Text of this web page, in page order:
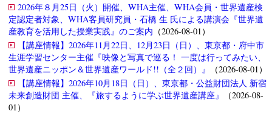
2026年８月25日（火）開催、WHA主催、WHA会員・世界遺産検
定認定者対象、WHA客員研究員・石橋 生 氏による講演会『世界遺
産教育を活用した授業実践』のご案内 （2026-08-01）
【講座情報】2026年11月22日、12月23日（日）、東京都・府中市
生涯学習センター主催『映像と写真で巡る！ 一度は行ってみたい、
世界遺産ニッポン＆世界遺産ワールド!!（全２回）』
（2026-08-01）
【講座情報】2026年10月18日（日）、東京都・公益財団法人 新宿
未来創造財団 主催、『旅するように学ぶ世界遺産講座』
（2026-08-
01）